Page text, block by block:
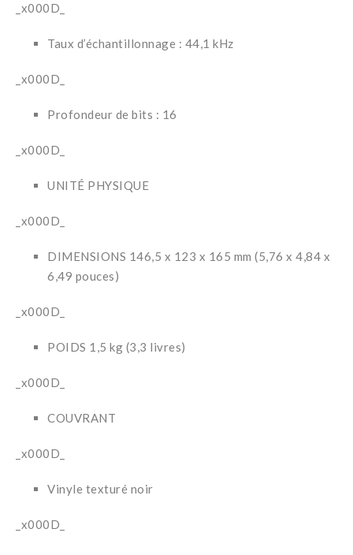
_x000D_
Taux d’échantillonnage : 44,1 kHz
_x000D_
Profondeur de bits : 16
_x000D_
UNITÉ PHYSIQUE
_x000D_
DIMENSIONS 146,5 x 123 x 165 mm (5,76 x 4,84 x
6,49 pouces)
_x000D_
POIDS 1,5 kg (3,3 livres)
_x000D_
COUVRANT
_x000D_
Vinyle texturé noir
_x000D_